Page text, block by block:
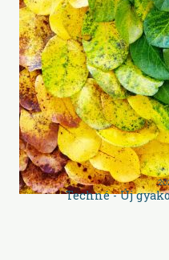
Techné - Új